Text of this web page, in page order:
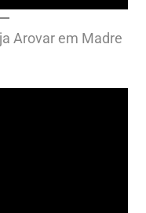
Arovar em Madre